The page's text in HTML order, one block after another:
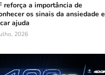
reforça a importância de
os sinais da ansiedade e
ajuda
2026